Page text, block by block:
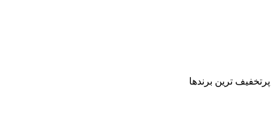
پرتخفیف ترین برندها